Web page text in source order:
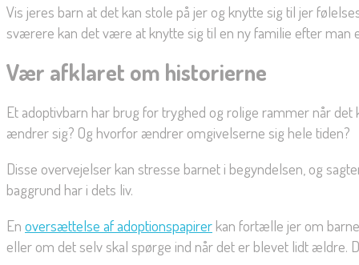
Vis jeres barn at det kan stole på jer og knytte sig til jer
sværere kan det være at knytte sig til en ny familie efter man
Vær afklaret om historierne
Et adoptivbarn har brug for tryghed og rolige rammer når
ændrer sig? Og hvorfor ændrer omgivelserne sig hele tiden?
Disse overvejelser kan stresse barnet i begyndelsen, og
baggrund har i dets liv.
En oversættelse af adoptionspapirer kan fortælle jer om
eller om det selv skal spørge ind når det er blevet lidt ældre.